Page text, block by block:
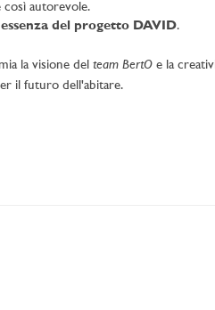
autorevole.
del progetto DAVID.
la visione del team BertOe la
il futuro dell'abitare.